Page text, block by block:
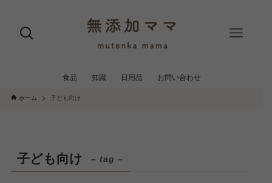
食品 知識 日用品 お問い合わせ
ホーム 子ども向け
子ども向け – tag –